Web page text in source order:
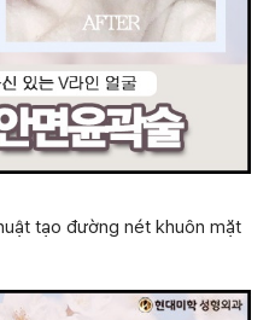
tạo đường nét khuôn mặt